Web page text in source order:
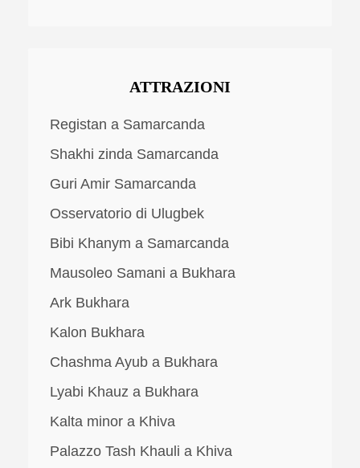
ATTRAZIONI
Registan a Samarcanda
Shakhi zinda Samarcanda
Guri Amir Samarcanda
Osservatorio di Ulugbek
Bibi Khanym a Samarcanda
Mausoleo Samani a Bukhara
Ark Bukhara
Kalon Bukhara
Chashma Ayub a Bukhara
Lyabi Khauz a Bukhara
Kalta minor a Khiva
Palazzo Tash Khauli a Khiva